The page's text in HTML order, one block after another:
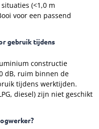
(<1,0 m
voor een passend
gebruik tijdens
constructie
dB, ruim binnen de
tijdens werktijden.
diesel) zijn niet geschikt